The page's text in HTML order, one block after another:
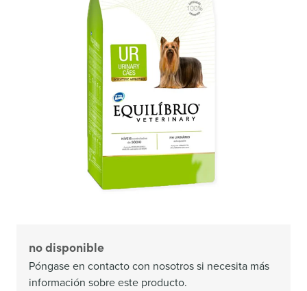
no disponible
Póngase en contacto con nosotros si necesita más
información sobre este producto.